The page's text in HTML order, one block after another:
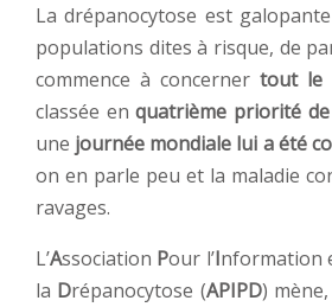
La drépanocytose est
populations dites à risque, de
commence à concerner tout le
classée enquatrième priorité
une journée mondiale lui a été
on en parle peu et la maladie
ravages.
L’Association Pour l’Information
la Drépanocytose (APIPD)